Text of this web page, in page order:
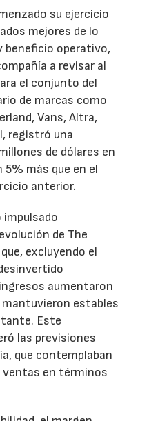
su ejercicio
mejores de lo
beneficio operativo,
a revisar al
el conjunto del
de marcas como
Vans, Altra,
registró una
de dólares en
más que en el
anterior.
de The
excluyendo el
aumentaron
estables
Este
las previsiones
que contemplaban
ventas en términos